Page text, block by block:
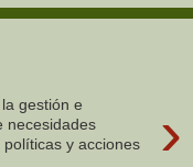
›
gestión e
necesidades
y acciones